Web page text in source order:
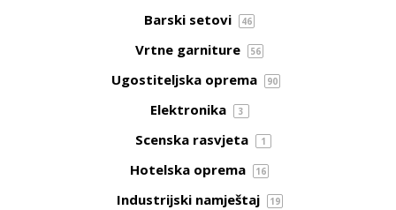
Barski setovi 46
Vrtne garniture 56
Ugostiteljska oprema 90
Elektronika 3
Scenska rasvjeta 1
Hotelska oprema 16
Industrijski namještaj 19